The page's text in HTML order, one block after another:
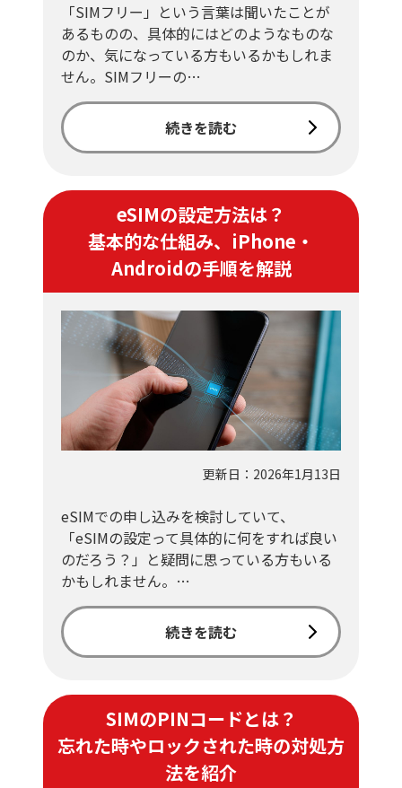
「SIMフリー」という言葉は聞いたことが
あるものの、具体的にはどのようなものな
のか、気になっている方もいるかもしれま
せん。SIMフリーの…
続きを読む
eSIMの設定方法は？
基本的な仕組み、iPhone・
Androidの手順を解説
更新日：2026年1月13日
eSIMでの申し込みを検討していて、
「eSIMの設定って具体的に何をすれば良い
のだろう？」と疑問に思っている方もいる
かもしれません。…
続きを読む
SIMのPINコードとは？
忘れた時やロックされた時の対処方
法を紹介